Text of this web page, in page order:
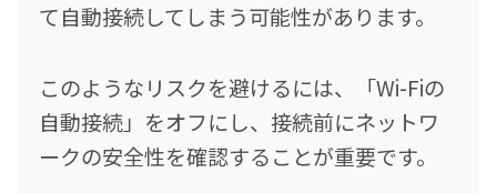
て自動接続してしまう可能性があります。
このようなリスクを避けるには、「Wi-Fiの
自動接続」をオフにし、接続前にネットワ
ークの安全性を確認することが重要です。